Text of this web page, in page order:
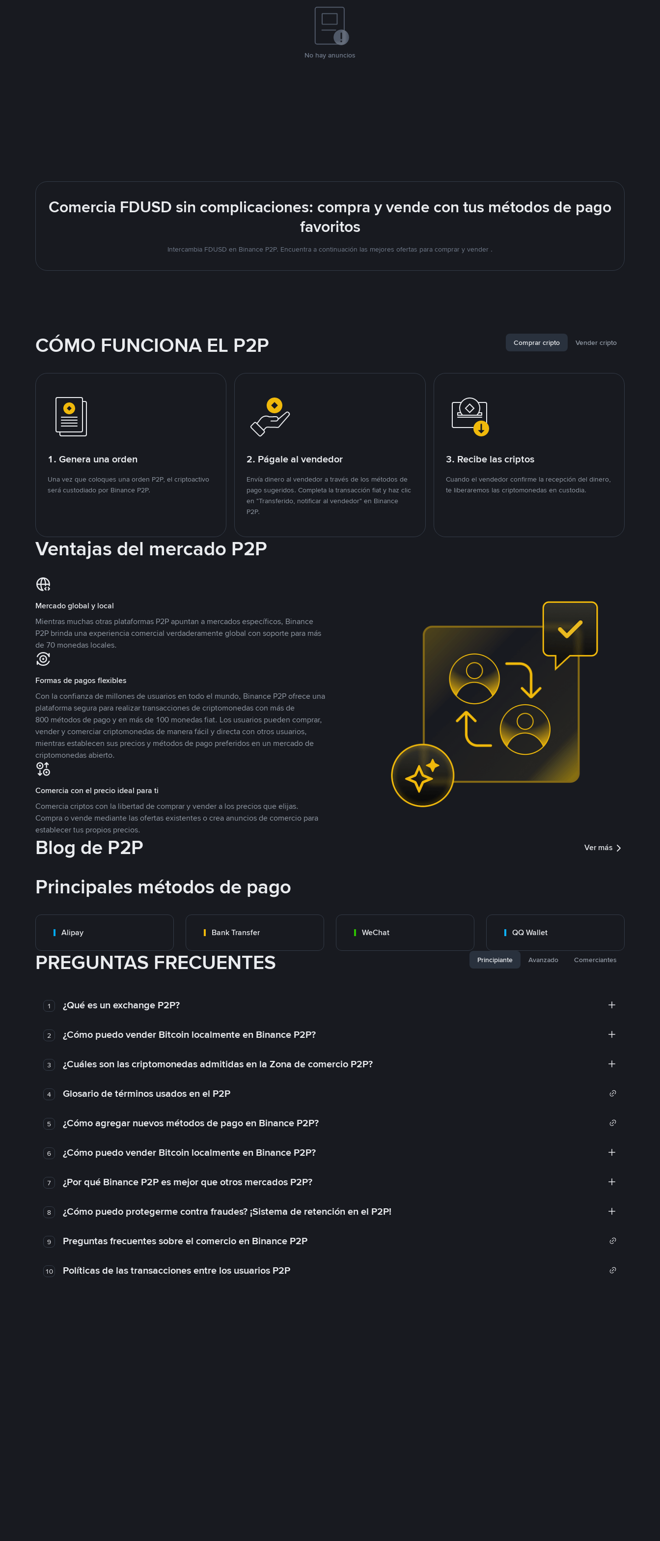
No hay anuncios
Comercia FDUSD sin complicaciones: compra y vende con tus métodos de pago
favoritos
Intercambia FDUSD en Binance P2P. Encuentra a continuación las mejores ofertas para comprar y vender .
CÓMO FUNCIONA EL P2P Comprar cripto Vender cripto
1. Genera una orden
Una vez que coloques una orden P2P, el criptoactivo
será custodiado por Binance P2P.
2. Págale al vendedor
Envía dinero al vendedor a través de los métodos de
pago sugeridos. Completa la transacción fiat y haz clic
en "Transferido, notificar al vendedor" en Binance
P2P.
3. Recibe las criptos
Cuando el vendedor confirme la recepción del dinero,
te liberaremos las criptomonedas en custodia.
Ventajas del mercado P2P
Mercado global y local
Mientras muchas otras plataformas P2P apuntan a mercados específicos, Binance
P2P brinda una experiencia comercial verdaderamente global con soporte para más
de 70 monedas locales.
Formas de pagos flexibles
Con la confianza de millones de usuarios en todo el mundo, Binance P2P ofrece una
plataforma segura para realizar transacciones de criptomonedas con más de
800 métodos de pago y en más de 100 monedas fiat. Los usuarios pueden comprar,
vender y comerciar criptomonedas de manera fácil y directa con otros usuarios,
mientras establecen sus precios y métodos de pago preferidos en un mercado de
criptomonedas abierto.
Comercia con el precio ideal para ti
Comercia criptos con la libertad de comprar y vender a los precios que elijas.
Compra o vende mediante las ofertas existentes o crea anuncios de comercio para
establecer tus propios precios.
Blog de P2P Ver más
Principales métodos de pago
Alipay Bank Transfer WeChat QQ Wallet
PREGUNTAS FRECUENTES Principiante Avanzado Comerciantes
1 ¿Qué es un exchange P2P?
2 ¿Cómo puedo vender Bitcoin localmente en Binance P2P?
3 ¿Cuáles son las criptomonedas admitidas en la Zona de comercio P2P?
4 Glosario de términos usados en el P2P
5 ¿Cómo agregar nuevos métodos de pago en Binance P2P?
6 ¿Cómo puedo vender Bitcoin localmente en Binance P2P?
7 ¿Por qué Binance P2P es mejor que otros mercados P2P?
8 ¿Cómo puedo protegerme contra fraudes? ¡Sistema de retención en el P2P!
9 Preguntas frecuentes sobre el comercio en Binance P2P
10 Políticas de las transacciones entre los usuarios P2P